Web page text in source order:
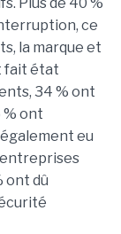
ce
la marque et
fait état
34 % ont
% ont
eu
entreprises
ont dû